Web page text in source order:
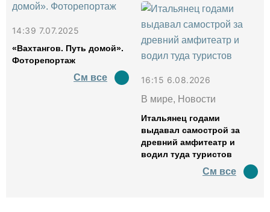
14:39 7.07.2025
«Вахтангов. Путь домой».
Фоторепортаж
См все
16:15 6.08.2026
В мире, Новости
Итальянец годами
выдавал самострой за
древний амфитеатр и
водил туда туристов
См все